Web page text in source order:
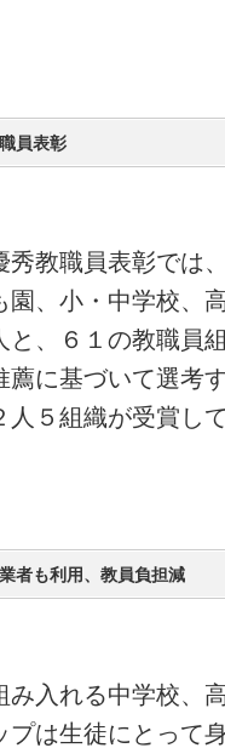
員表彰
教職員表彰では
園、小・中学校、
と、６１の教職員
薦に基づいて選考
人５組織が受賞し
者も利用、教員負担減
入れる中学校、
は生徒にとって